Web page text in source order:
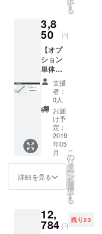
たは、
トラン
クや
ハッチ
の形状
により
フック
が取り
つかな
い際
に、
フック
の代わ
りにト
ランク
車内に
入れ
もの
す
る
3,8
50 円
【オプ
ション
単体】
バイク
ビーム1
個 ※
トップ
チュー
ブのな
い自転
車(ママ
チャリ
など)に
使用す
るため
バー
支援
者：
0人
お届
け予
定：
2019
年05
月
詳細を見る
こ
の
リ
タ
ー
ン
を
選
択
す
る
12,
784 円
残り23